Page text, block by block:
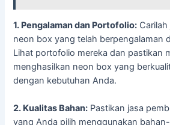
1. Pengalaman dan Portofolio:
neon box yang telah berpengalaman
Lihat portofolio mereka dan pastikan
menghasilkan neon box yang
dengan kebutuhan Anda.
2. Kualitas Bahan: Pastikan jasa
yang Anda pilih menggunakan